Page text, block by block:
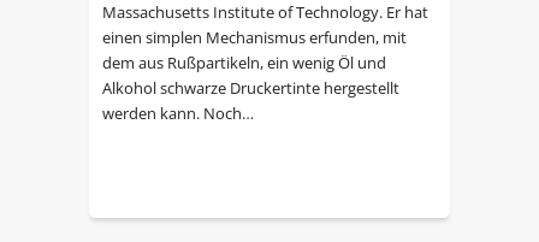
Massachusetts Institute of Technology. Er hat
einen simplen Mechanismus erfunden, mit
dem aus Rußpartikeln, ein wenig Öl und
Alkohol schwarze Druckertinte hergestellt
werden kann. Noch…